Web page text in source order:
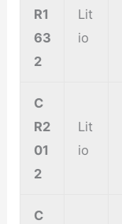
R1
63
2
Lit
io
C
R2
01
2
Lit
io
C